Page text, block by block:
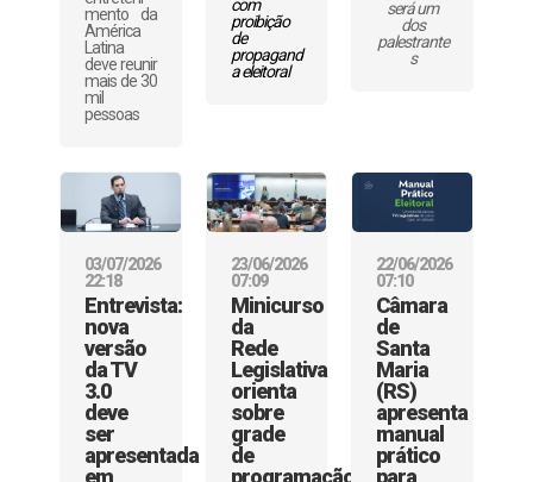
mento da
América
Latina
deve reunir
mais de 30
mil
pessoas
com
proibição
de
propagand
a eleitoral
será um
dos
palestrante
s
03/07/2026
22:18
Entrevista:
nova
versão
da TV
3.0
deve
ser
apresentada
em
23/06/2026
07:09
Minicurso
da
Rede
Legislativa
orienta
sobre
grade
de
programação
22/06/2026
07:10
Câmara
de
Santa
Maria
(RS)
apresenta
manual
prático
para